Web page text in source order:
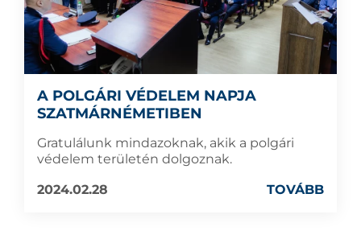
A POLGÁRI VÉDELEM NAPJA
SZATMÁRNÉMETIBEN
Gratulálunk mindazoknak, akik a polgári
védelem területén dolgoznak.
2024.02.28
TOVÁBB